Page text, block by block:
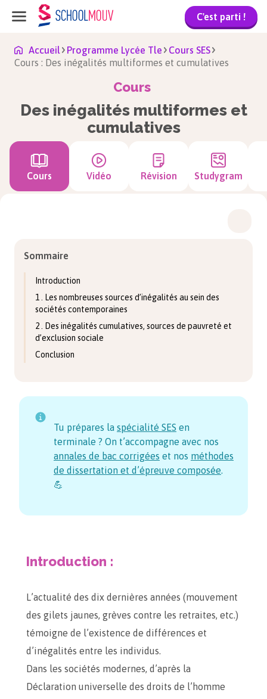
C'est parti !
Accueil Programme Lycée Tle
Cours SES
Cours : Des inégalités multiformes et cumulatives
Cours
Des inégalités multiformes et
cumulatives
Cours Vidéo Révision Studygram
Sommaire
Introduction
1 . Les nombreuses sources d’inégalités au sein des
sociétés contemporaines
2 . Des inégalités cumulatives, sources de pauvreté et
d’exclusion sociale
Conclusion
Tu prépares la spécialité SES en
terminale ? On t’accompagne avec nos
annales de bac corrigées et nos méthodes
de dissertation et d’épreuve composée.
💪
Introduction :
L’actualité des dix dernières années (mouvement
des gilets jaunes, grèves contre les retraites, etc.)
témoigne de l’existence de différences et
d’inégalités entre les individus.
Dans les sociétés modernes, d’après la
Déclaration universelle des droits de l’homme